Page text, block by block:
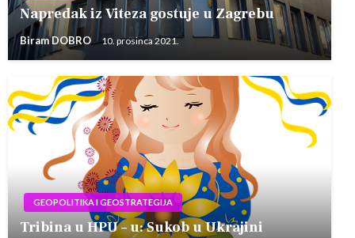
Napredak iz Viteza gostuje u Zagrebu
Biram DOBRO 10. prosinca 2021.
GEOPOLITIKA I GEOSTRATEGIJA
Tribina u HPU – u: Sukob u Ukrajini